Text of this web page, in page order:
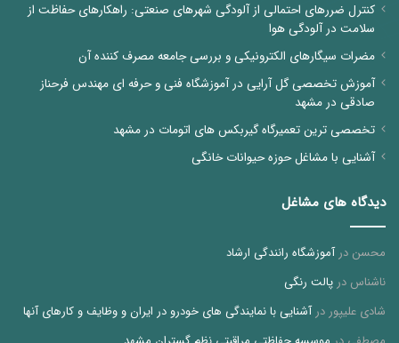
کنترل ضررهای احتمالی از آلودگی شهرهای صنعتی: راهکارهای حفاظت از
سلامت در آلودگی هوا
مضرات سیگارهای الکترونیکی و بررسی جامعه مصرف کننده آن
آموزش تخصصی گل آرایی در آموزشگاه فنی و حرفه ای مهندس فرحناز
صادقی در مشهد
تخصصی ترین تعمیرگاه گیربکس های اتومات در مشهد
آشنایی با مشاغل حوزه حیوانات خانگی
دیدگاه های مشاغل
محسن درآموزشگاه رانندگی ارشاد
ناشناس درپالت رنگی
شادی علیپوردرآشنایی با نمایندگی های خودرو در ایران و وظایف و کارهای آنها